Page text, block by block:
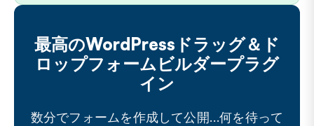
最高のWordPressドラッグ＆ド
ロップフォームビルダープラグ
イン
数分でフォームを作成して公開…何を待って